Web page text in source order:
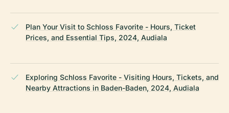
Plan Your Visit to Schloss Favorite - Hours, Ticket
Prices, and Essential Tips, 2024, Audiala
Exploring Schloss Favorite - Visiting Hours, Tickets, and
Nearby Attractions in Baden-Baden, 2024, Audiala